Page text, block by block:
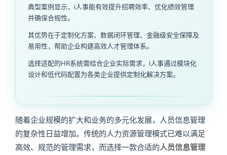
典型案例显示，i人事能有效提升招聘效率、优化绩效管理
并确保合规性。
其优势在于定制化方案、数据闭环管理、金融级安全保障及
易用性，帮助企业构建高效人才管理体系。
选择适配的HR系统需结合企业实际需求，i人事通过模块化
设计和低代码配置为各类企业提供定制化解决方案。
随着企业规模的扩大和业务的多元化发展，人员信息管理
的复杂性日益增加。传统的人力资源管理模式已难以满足
高效、规范的管理需求，而选择一款合适的人员信息管理